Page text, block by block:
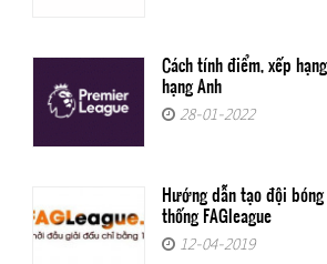
Cách tính điểm, xếp
hạng Anh
28-01-2022
Hướng dẫn tạo đội
thống FAGleague
12-04-2019